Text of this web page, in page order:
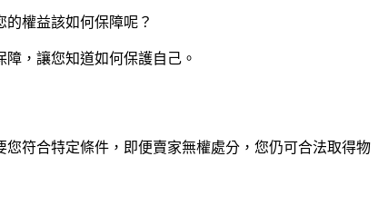
權益該如何保障呢？
，讓您知道如何保護自己。
符合特定條件，即便賣家無權處分，您仍可合法取得物